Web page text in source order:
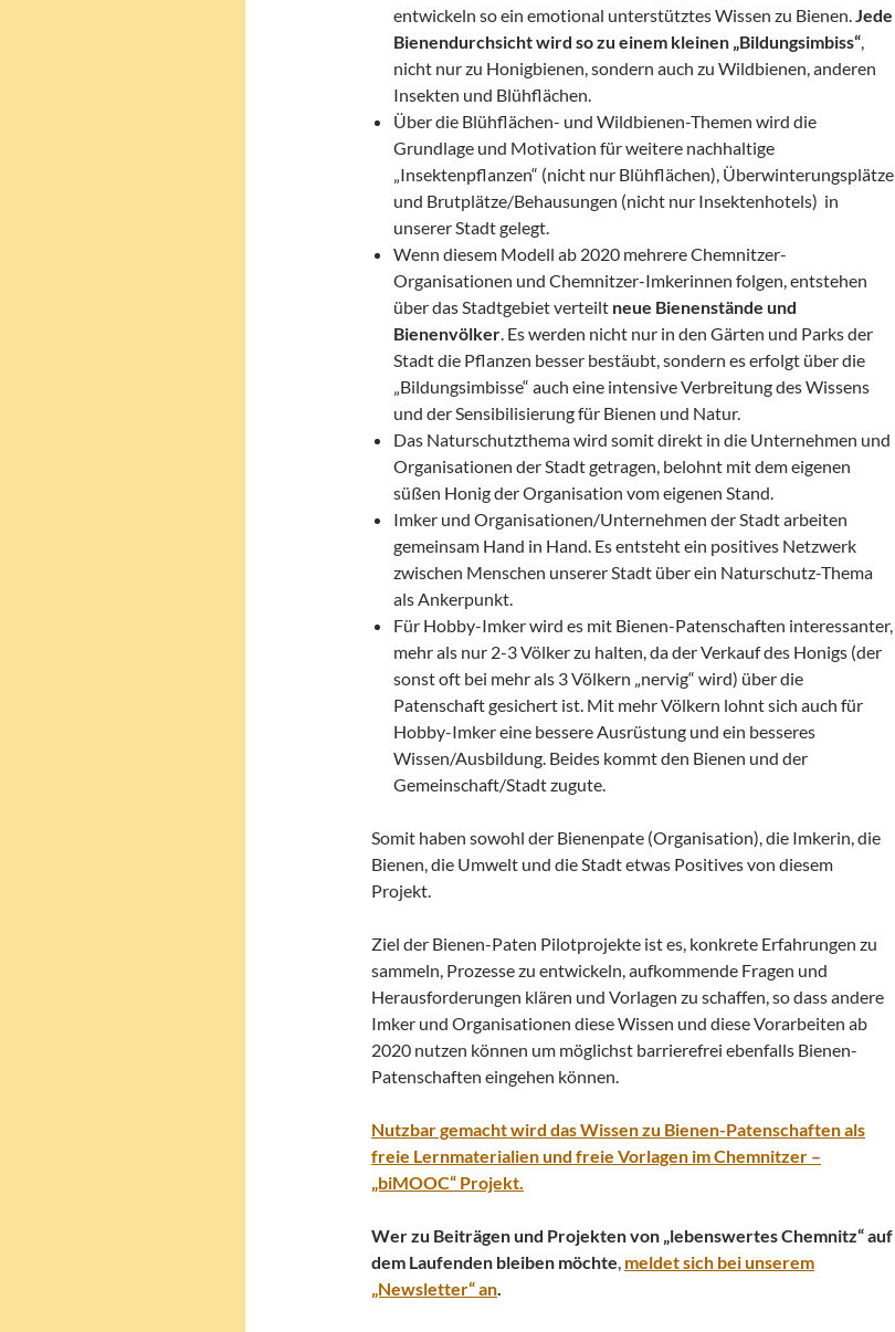
entwickeln so ein emotional unterstütztes Wissen zu Bienen.Jede
Bienendurchsicht wird so zu einem kleinen „Bildungsimbiss“,
nicht nur zu Honigbienen, sondern auch zu Wildbienen, anderen
Insekten und Blühflächen.
Über die Blühflächen- und Wildbienen-Themen wird die
Grundlage und Motivation für weitere nachhaltige
„Insektenpflanzen“ (nicht nur Blühflächen), Überwinterungsplätze
und Brutplätze/Behausungen (nicht nur Insektenhotels) in
unserer Stadt gelegt.
Wenn diesem Modell ab 2020 mehrere Chemnitzer-
Organisationen und Chemnitzer-Imkerinnen folgen, entstehen
über das Stadtgebiet verteilt neue Bienenstände und
Bienenvölker. Es werden nicht nur in den Gärten und Parks der
Stadt die Pflanzen besser bestäubt, sondern es erfolgt über die
„Bildungsimbisse“ auch eine intensive Verbreitung des Wissens
und der Sensibilisierung für Bienen und Natur.
Das Naturschutzthema wird somit direkt in die Unternehmen und
Organisationen der Stadt getragen, belohnt mit dem eigenen
süßen Honig der Organisation vom eigenen Stand.
Imker und Organisationen/Unternehmen der Stadt arbeiten
gemeinsam Hand in Hand. Es entsteht ein positives Netzwerk
zwischen Menschen unserer Stadt über ein Naturschutz-Thema
als Ankerpunkt.
Für Hobby-Imker wird es mit Bienen-Patenschaften interessanter,
mehr als nur 2-3 Völker zu halten, da der Verkauf des Honigs (der
sonst oft bei mehr als 3 Völkern „nervig“ wird) über die
Patenschaft gesichert ist. Mit mehr Völkern lohnt sich auch für
Hobby-Imker eine bessere Ausrüstung und ein besseres
Wissen/Ausbildung. Beides kommt den Bienen und der
Gemeinschaft/Stadt zugute.
Somit haben sowohl der Bienenpate (Organisation), die Imkerin, die
Bienen, die Umwelt und die Stadt etwas Positives von diesem
Projekt.
Ziel der Bienen-Paten Pilotprojekte ist es, konkrete Erfahrungen zu
sammeln, Prozesse zu entwickeln, aufkommende Fragen und
Herausforderungen klären und Vorlagen zu schaffen, so dass andere
Imker und Organisationen diese Wissen und diese Vorarbeiten ab
2020 nutzen können um möglichst barrierefrei ebenfalls Bienen-
Patenschaften eingehen können.
Nutzbar gemacht wird das Wissen zu Bienen-Patenschaften als
freie Lernmaterialien und freie Vorlagen im Chemnitzer –
„biMOOC“ Projekt.
Wer zu Beiträgen und Projekten von „lebenswertes Chemnitz“ auf
dem Laufenden bleiben möchte, meldet sich bei unserem
„Newsletter“ an.